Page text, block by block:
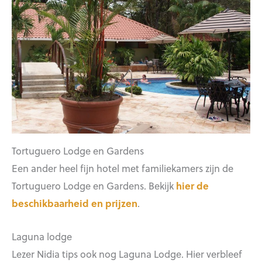
Tortuguero Lodge en Gardens
Een ander heel fijn hotel met familiekamers zijn de
Tortuguero Lodge en Gardens. Bekijk hier de
beschikbaarheid en prijzen.
Laguna lodge
Lezer Nidia tips ook nog Laguna Lodge. Hier verbleef